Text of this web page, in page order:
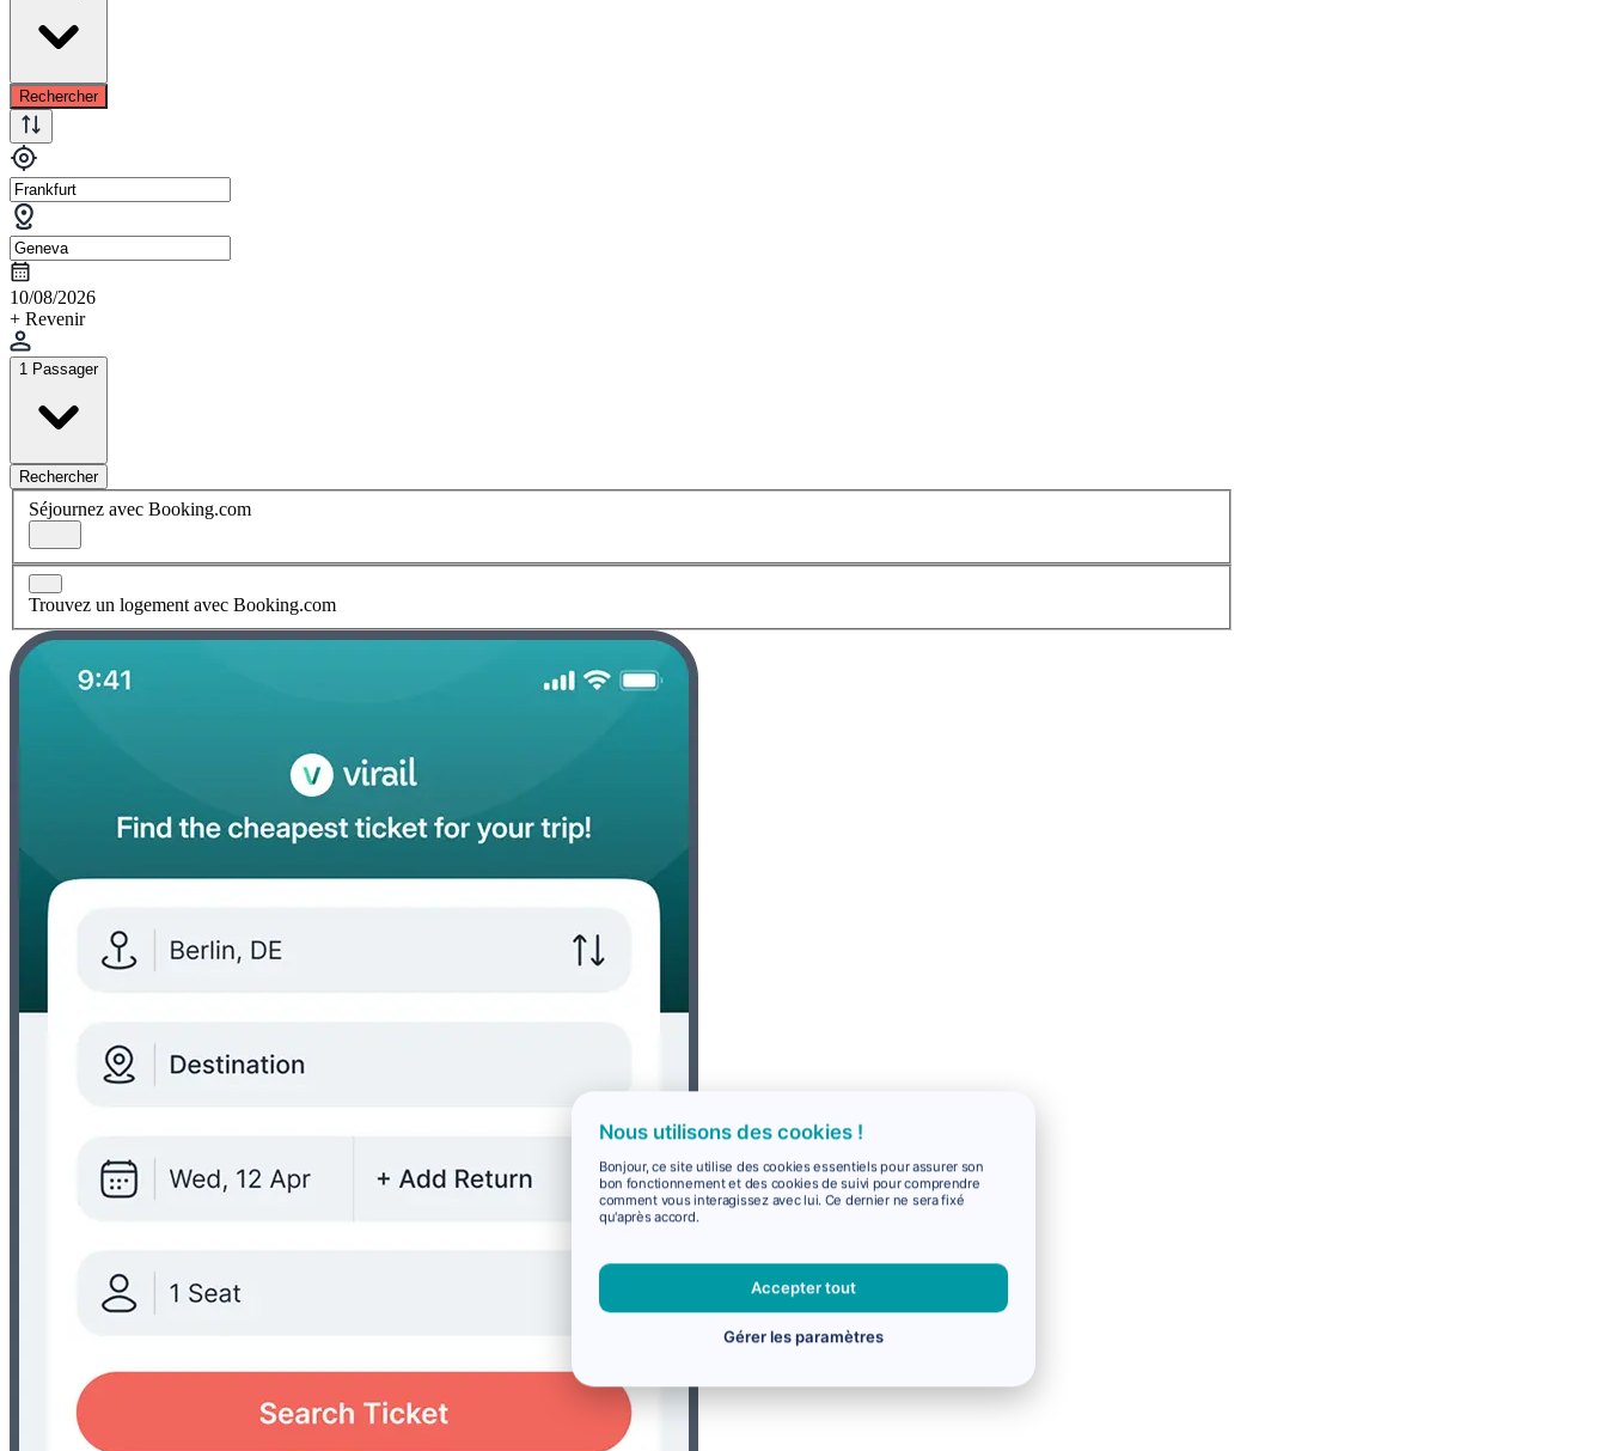
Rechercher
10/08/2026
+ Revenir
1 Passager
Rechercher
Séjournez avec Booking.com
Trouvez un logement avec Booking.com
Nous utilisons des cookies !
Bonjour, ce site utilise des cookies essentiels pour assurer son
bon fonctionnement et des cookies de suivi pour comprendre
comment vous interagissez avec lui. Ce dernier ne sera fixé
qu'après accord.
Accepter tout
Gérer les paramètres